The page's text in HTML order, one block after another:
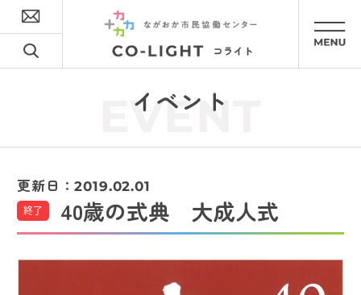
イベント
EVENT
更新日：2019.02.01
終了 40歳の式典 大成人式